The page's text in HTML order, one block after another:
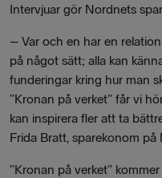
Intervjuar gör Nordnets
– Var och en har en
på något sätt; alla kan
funderingar kring hur man
”Kronan på verket” får vi
kan inspirera fler att ta
Frida Bratt, sparekonom på
”Kronan på verket”